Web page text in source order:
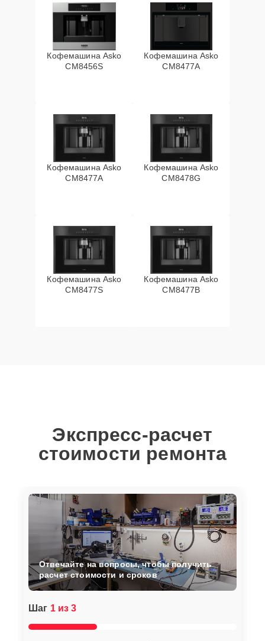
Кофемашина Asko
CM8456S
Кофемашина Asko
CM8477A
Кофемашина Asko
СМ8477А
Кофемашина Asko
CM8478G
Кофемашина Asko
CM8477S
Кофемашина Asko
CM8477B
Экспресс-расчет
стоимости ремонта
Шаг 1 из 3
Отвечайте на вопросы, чтобы получить
расчет стоимости и сроков